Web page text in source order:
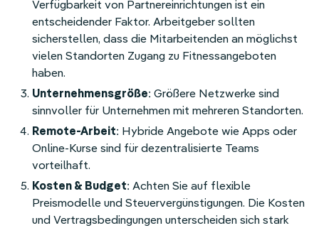
Verfügbarkeit von Partnereinrichtungen ist ein
entscheidender Faktor. Arbeitgeber sollten
sicherstellen, dass die Mitarbeitenden an möglichst
vielen Standorten Zugang zu Fitnessangeboten
haben.
Unternehmensgröße: Größere Netzwerke sind
sinnvoller für Unternehmen mit mehreren Standorten.
Remote-Arbeit: Hybride Angebote wie Apps oder
Online-Kurse sind für dezentralisierte Teams
vorteilhaft.
Kosten & Budget: Achten Sie auf flexible
Preismodelle und Steuervergünstigungen. Die Kosten
und Vertragsbedingungen unterscheiden sich stark